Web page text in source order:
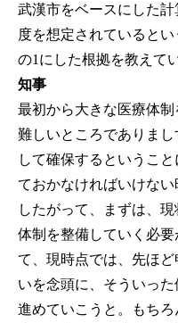
武漢市をベースにした
度を想定されていると
の1にした根拠を教えて
知事
最初から大きな医療体
難しいところでありま
して確保するというこ
ておかなければいけない
したがって、まずは、
体制を整備していく必
て、現時点では、先ほ
いを念頭に、そういっ
進めていこうと。もち